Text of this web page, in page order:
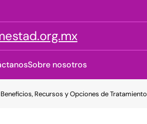
Sobre nosotros
Recursos y Opciones de Tratamiento